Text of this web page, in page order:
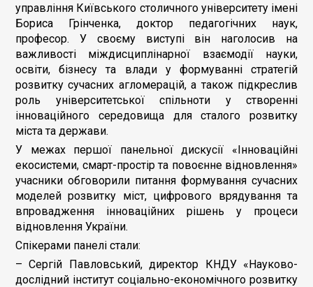
управління Київського столичного університету імені
Бориса Грінченка, доктор педагогічних наук,
професор. У своєму виступі він наголосив на
важливості міждисциплінарної взаємодії науки,
освіти, бізнесу та влади у формуванні стратегій
розвитку сучасних агломерацій, а також підкреслив
роль університетської спільноти у створенні
інноваційного середовища для сталого розвитку
міста та держави.
У межах першої панельної дискусії «Інноваційні
екосистеми, смарт-простір та повоєнне відновлення»
учасники обговорили питання формування сучасних
моделей розвитку міст, цифрового врядування та
впровадження інноваційних рішень у процеси
відновлення України.
Спікерами панелі стали:
– Сергій Павловський, директор КНДУ «Науково-
дослідний інститут соціально-економічного розвитку